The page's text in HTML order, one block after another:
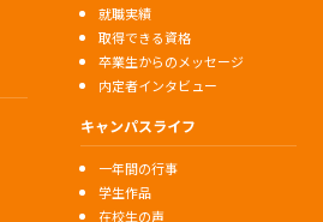
就職実績
取得できる資格
卒業生からのメッセージ
内定者インタビュー
キャンパスライフ
一年間の行事
学生作品
在校生の声